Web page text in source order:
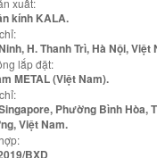
kính KALA.
H. Thanh Trì, Hà Nội, Việt
lắp đặt:
METAL (Việt Nam).
Phường Bình Hòa,
Việt Nam.
BXD